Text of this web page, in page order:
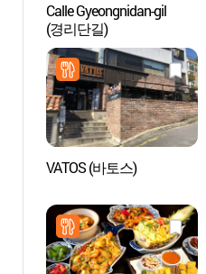
Calle Gyeongnidan-gil
(경리단길)
VATOS (바토스)